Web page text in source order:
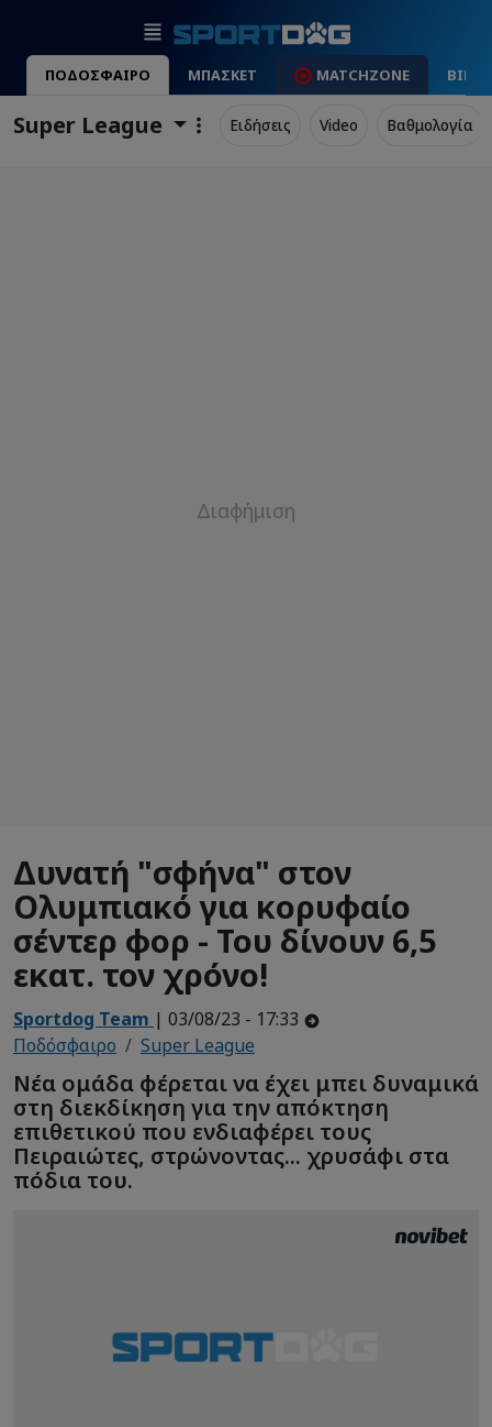
ΠΟΔΟΣΦΑΙΡΟ ΜΠΑΣΚΕΤ MATCHZONE
Super League Ειδήσεις Video Βαθμολογία
Δυνατή "σφήνα" στον
Ολυμπιακό για κορυφαίο
σέντερ φορ - Του δίνουν 6,5
εκατ. τον χρόνο!
Sportdog Team | 03/08/23 - 17:33
Ποδόσφαιρο
Super League
Νέα ομάδα φέρεται να έχει μπει δυναμικά
στη διεκδίκηση για την απόκτηση
επιθετικού που ενδιαφέρει τους
Πειραιώτες, στρώνοντας... χρυσάφι στα
πόδια του.